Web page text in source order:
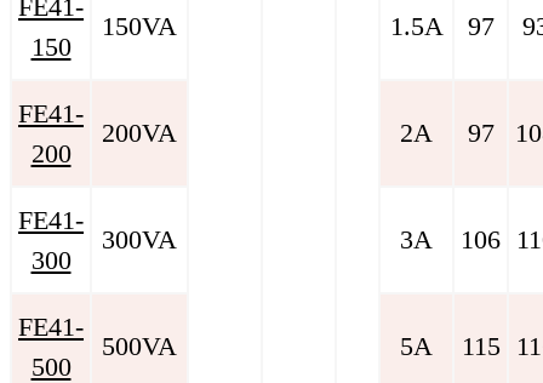
FE41-
150
150VA 1.5A 97
FE41-
200
200VA 2A 97
FE41-
300
300VA 3A 106
FE41-
500
500VA 5A 115